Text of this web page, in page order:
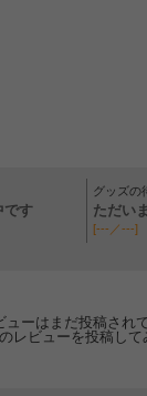
です
グッズの
ただい
[---／---]
ューはまだ投稿され
レビューを投稿して